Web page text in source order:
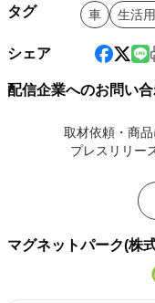
タグ 車 生活
シェア
配信企業へのお問い
取材依頼・商
プレスリリー
マグネットパーク(株